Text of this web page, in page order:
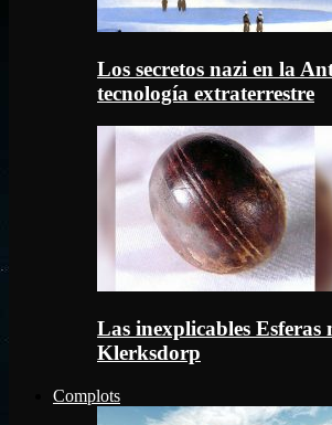
Los secretos nazi en la
tecnología extraterrestre
Las inexplicables Esferas
Klerksdorp
Complots